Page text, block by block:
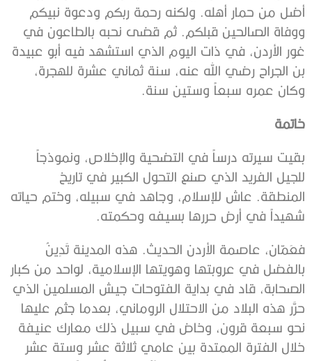
أضل من حمار أهله. ولكنه رحمة ربكم ودعوة نبيكم
ووفاة الصالحين قبلكم. ثم قضى نحبه بالطاعون في
غور الأردن، في ذات اليوم الذي استشهد فيه أبو عبيدة
بن الجراح رضي الله عنه، سنة ثماني عشرة للهجرة،
وكان عمره سبعاً وستين سنة.
خاتمة
بقيت سيرته درساً في التضحية والإخلاص، ونموذجاً
للجيل الفريد الذي صنع التحول الكبير في تاريخ
المنطقة. عاش للإسلام، وجاهد في سبيله، وختم حياته
شهيداً في أرض حررها بسيفه وحكمته.
فعَمّان، عاصمة الأردن الحديث. هذه المدينة تَدِينُ
بالفضل في عروبتها وهويتها الإسلامية، لواحد من كبار
الصحابة، قاد في بداية الفتوحات جيش المسلمين الذي
حرَّر هذه البلاد من الاحتلال الروماني، بعدما جثم عليها
نحو سبعة قرون، وخاض في سبيل ذلك معارك عنيفة
خلال الفترة الممتدة بين عامي ثلاثة عشر وستة عشر